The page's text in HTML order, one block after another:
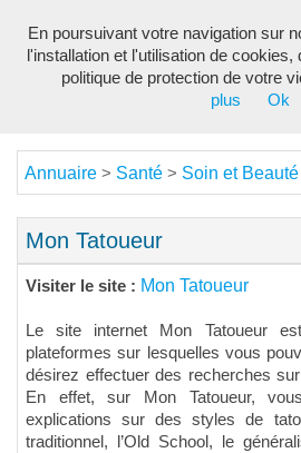
Annuaire > Santé > Soin et Beauté
Mon Tatoueur
Visiter le site : Mon Tatoueur
Le site internet Mon Tatoueur
plateformes sur lesquelles vous
désirez effectuer des recherches
En effet, sur Mon Tatoueur,
explications sur des styles de
traditionnel, l’Old School, le
En poursuivant votre navigation sur
l'installation et l'utilisation de
politique de protection de votre
plus
Ok